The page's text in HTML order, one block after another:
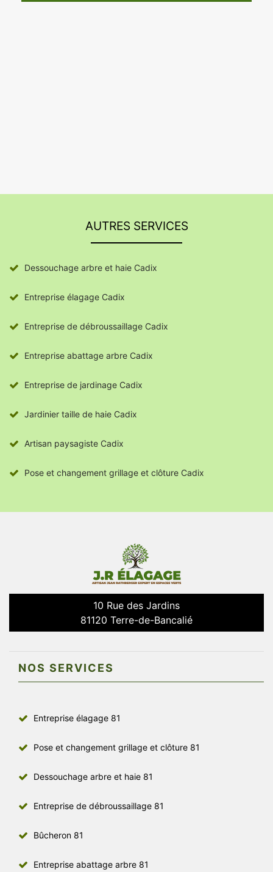
AUTRES SERVICES
Dessouchage arbre et haie Cadix
Entreprise élagage Cadix
Entreprise de débroussaillage Cadix
Entreprise abattage arbre Cadix
Entreprise de jardinage Cadix
Jardinier taille de haie Cadix
Artisan paysagiste Cadix
Pose et changement grillage et clôture Cadix
10 Rue des Jardins
81120 Terre-de-Bancalié
NOS SERVICES
Entreprise élagage 81
Pose et changement grillage et clôture 81
Dessouchage arbre et haie 81
Entreprise de débroussaillage 81
Bûcheron 81
Entreprise abattage arbre 81